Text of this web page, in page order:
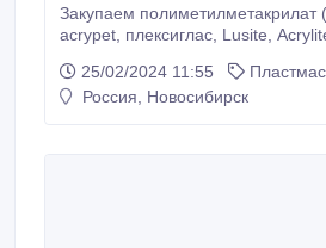
Закупаем полиметилметакрилат
acrypet, плексиглас, Lusite, Acrylite, Barex, Diacon,
Corp, ICI, Mitsubishi, Sumitoto Chem, Rohm GmbH.
Полиэтилен (ПЭ), ставролен, 66 (ПА-66), 610
25/02/2024 11:55
Россия, Новосибирск